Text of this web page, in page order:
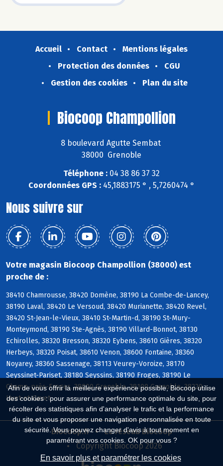
Afin de vous offrir la meilleure expérience possible, Biocoop utilise
des cookies : pour assurer une performance optimale du site, pour
récolter des statistiques afin d'analyser le trafic et la performance
du site et vous proposer une navigation personnalisée en toute
sécurité. Vous pouvez changer d'avis à tout moment en
paramétrant vos cookies. OK pour vous ?
En savoir plus et paramétrer les cookies
Accueil Contact
Mentions légales
Protection des données
CGU
Gestion des cookies
Plan du site
Biocoop Champollion
8 boulevard Agutte Sembat
38000 Grenoble
Téléphone : 04 38 86 37 32
Coordonnées GPS : 45,1883175 ° , 5,7260474 °
Nous suivre sur
Votre magasin Biocoop Champollion (38000) est
proche de :
38410 Chamrousse, 38420 Domène, 38190 La Combe-de-Lancey,
38190 Laval, 38420 Le Versoud, 38420 Murianette, 38420 Revel,
38420 St-Jean-le-Vieux, 38410 St-Martin-d, 38190 St-Mury-
Monteymond, 38190 Ste-Agnès, 38190 Villard-Bonnot, 38130
Echirolles, 38320 Bresson, 38320 Eybens, 38610 Gières, 38320
Herbeys, 38320 Poisat, 38610 Venon, 38600 Fontaine, 38360
Noyarey, 38360 Sassenage, 38113 Veurey-Voroize, 38170
Seyssinet-Pariset, 38180 Seyssins, 38190 Froges, 38190 Le
Champ-près-Froges, 38000 Grenoble, 38100 Grenoble, 38220
Livet-et-Gavet
Biocoop.fr
Le réseau Biocoop
Copyright Biocoop 2026